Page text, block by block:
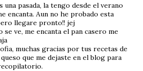
una pasada, la tengo desde el verano
encanta. Aun no he probado esta
llegare pronto!! jej
se ve, me encanta el pan casero me
muchas gracias por tus recetas de
que me dejaste en el blog para